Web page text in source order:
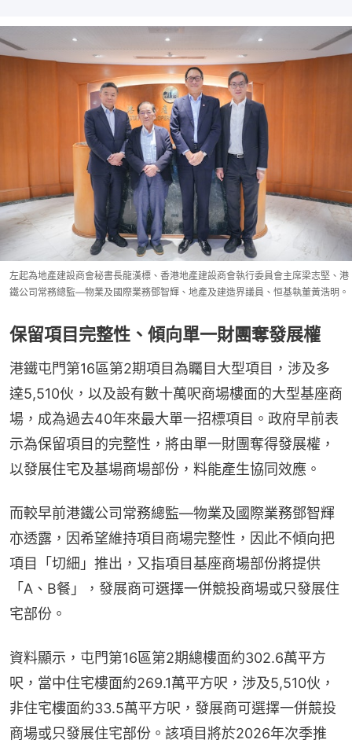
左起為地產建設商會秘書長龍漢標、香港地產建設商會執行委員會主席梁志堅、港
鐵公司常務總監—物業及國際業務鄧智輝、地產及建造界議員、恒基執董黃浩明。
保留項目完整性、傾向單一財團奪發展權
港鐵屯門第16區第2期項目為矚目大型項目，涉及多
達5,510伙，以及設有數十萬呎商場樓面的大型基座商
場，成為過去40年來最大單一招標項目。政府早前表
示為保留項目的完整性，將由單一財團奪得發展權，
以發展住宅及基場商場部份，料能產生協同效應。
而較早前港鐵公司常務總監—物業及國際業務鄧智輝
亦透露，因希望維持項目商場完整性，因此不傾向把
項目「切細」推出，又指項目基座商場部份將提供
「A、B餐」，發展商可選擇一併競投商場或只發展住
宅部份。
資料顯示，屯門第16區第2期總樓面約302.6萬平方
呎，當中住宅樓面約269.1萬平方呎，涉及5,510伙，
非住宅樓面約33.5萬平方呎，發展商可選擇一併競投
商場或只發展住宅部份。該項目將於2026年次季推